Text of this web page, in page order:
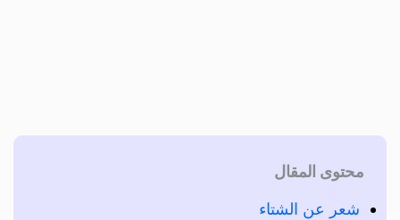
محتوى المقال
شعر عن الشتاء